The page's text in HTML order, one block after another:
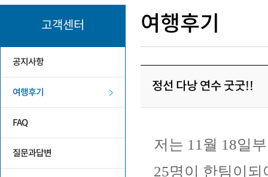
고객센터
공지사항
여행후기
FAQ
질문과답변
여행후기
정선 다낭 연수 굿굿!!